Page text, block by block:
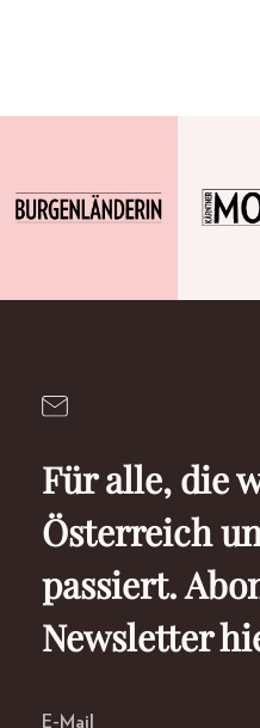
Für alle, die
Österreich
passiert.
Newsletter